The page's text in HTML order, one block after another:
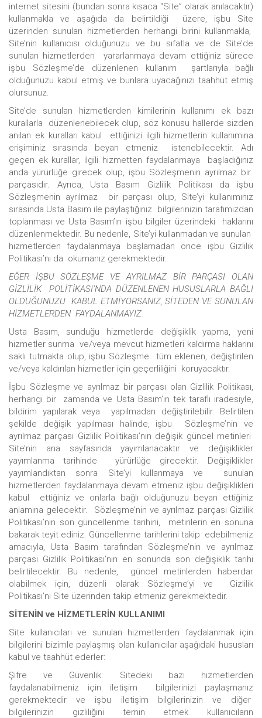
internet sitesini (bundan sonra kısaca “Site” olarak anılacaktır)
kullanmakla ve aşağıda da belirtildiği üzere, işbu Site
üzerinden sunulan hizmetlerden herhangi birini kullanmakla,
Site’nin kullanıcısı olduğunuzu ve bu sıfatla ve de Site’de
sunulan hizmetlerden yararlanmaya devam ettiğiniz sürece
işbu Sözleşme’de düzenlenen kullanım şartlarıyla bağlı
olduğunuzu kabul etmiş ve bunlara uyacağınızı taahhüt etmiş
olursunuz.
Site’de sunulan hizmetlerden kimilerinin kullanımı ek bazı
kurallarla düzenlenebilecek olup, söz konusu hallerde sizden
anılan ek kuralları kabul ettiğinizi ilgili hizmetlerin kullanımına
erişiminiz sırasında beyan etmeniz istenebilecektir. Adı
geçen ek kurallar, ilgili hizmetten faydalanmaya başladığınız
anda yürürlüğe girecek olup, işbu Sözleşmenin ayrılmaz bir
parçasıdır. Ayrıca, Usta Basım Gizlilik Politikası da işbu
Sözleşmenin ayrılmaz bir parçası olup, Site’yi kullanımınız
sırasında Usta Basım ile paylaştığınız bilgilerinizin tarafımızdan
toplanması ve Usta Basım’ın işbu bilgiler üzerindeki haklarını
düzenlenmektedir. Bu nedenle, Site’yi kullanmadan ve sunulan
hizmetlerden faydalanmaya başlamadan önce işbu Gizlilik
Politikası’nı da okumanız gerekmektedir.
EĞER İŞBU SÖZLEŞME VE AYRILMAZ BİR PARÇASI OLAN
GİZLİLİK POLİTİKASI’NDA DÜZENLENEN HUSUSLARLA BAĞLI
OLDUĞUNUZU KABUL ETMİYORSANIZ, SİTEDEN VE SUNULAN
HİZMETLERDEN FAYDALANMAYIZ.
Usta Basım, sunduğu hizmetlerde değişiklik yapma, yeni
hizmetler sunma ve/veya mevcut hizmetleri kaldırma haklarını
saklı tutmakta olup, işbu Sözleşme tüm eklenen, değiştirilen
ve/veya kaldırılan hizmetler için geçerliliğini koruyacaktır.
İşbu Sözleşme ve ayrılmaz bir parçası olan Gizlilik Politikası,
herhangi bir zamanda ve Usta Basım’ın tek taraflı iradesiyle,
bildirim yapılarak veya yapılmadan değiştirilebilir. Belirtilen
şekilde değişik yapılması halinde, işbu Sözleşme’nin ve
ayrılmaz parçası Gizlilik Politikası’nın değişik güncel metinleri
Site’nin ana sayfasında yayımlanacaktır ve değişiklikler
yayımlanma tarihinde yürürlüğe girecektir. Değişiklikler
yayımlandıktan sonra Site’yi kullanmaya ve sunulan
hizmetlerden faydalanmaya devam etmeniz işbu değişiklikleri
kabul ettiğiniz ve onlarla bağlı olduğunuzu beyan ettiğiniz
anlamına gelecektir. Sözleşme’nin ve ayrılmaz parçası Gizlilik
Politikası’nın son güncellenme tarihini, metinlerin en sonuna
bakarak teyit ediniz. Güncellenme tarihlerini takip edebilmeniz
amacıyla, Usta Basım tarafından Sözleşme’nin ve ayrılmaz
parçası Gizlilik Politikası’nın en sonunda son değişiklik tarihi
belirtilecektir. Bu nedenle, güncel metinlerden haberdar
olabilmek için, düzenli olarak Sözleşme’yi ve Gizlilik
Politikası’nı Site üzerinden takip etmeniz gerekmektedir.
SİTENİN ve HİZMETLERİN KULLANIMI
Site kullanıcıları ve sunulan hizmetlerden faydalanmak için
bilgilerini bizimle paylaşmış olan kullanıcılar aşağıdaki hususları
kabul ve taahhüt ederler:
Şifre ve Güvenlik: Sitedeki bazı hizmetlerden
faydalanabilmeniz için iletişim bilgilerinizi paylaşmanız
gerekmektedir ve işbu iletişim bilgilerinizin ve diğer
bilgilerinizin gizliliğini temin etmek kullanıcıların